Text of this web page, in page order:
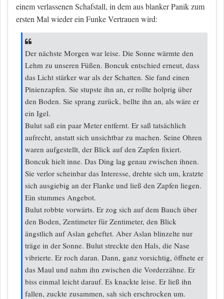
einem verlassenen Schafstall, in dem aus blanker Panik zum
ersten Mal wieder ein Funke Vertrauen wird:
Der nächste Morgen war leise. Die Sonne wärmte den
Lehm zu unseren Füßen. Boncuk entschied erneut, dass
das Licht stärker war als der Schatten. Sie fand einen
Pinienzapfen. Sie stupste ihn an, er rollte holprig über
den Boden. Sie sprang zurück, bellte ihn an, als wäre er
ein Igel.
Bulut saß ein paar Meter entfernt. Er saß tatsächlich
aufrecht, anstatt sich unsichtbar zu machen. Seine Ohren
waren aufgestellt, der Blick auf den Zapfen fixiert.
Boncuk hielt inne. Das Ding lag genau zwischen ihnen.
Sie verlor scheinbar das Interesse, drehte sich um, kratzte
sich ausgiebig an der Flanke und ließ den Zapfen liegen.
Ein stummes Angebot.
Bulut robbte vorwärts. Er zog sich auf dem Bauch über
den Boden, Zentimeter für Zentimeter, den Blick
ängstlich auf Aslan geheftet. Aber Aslan blinzelte nur
träge in der Sonne. Bulut streckte den Hals, die Nase
vibrierte. Er roch daran. Dann, ganz vorsichtig, öffnete er
das Maul und nahm ihn zwischen die Vorderzähne. Er
biss einmal leicht darauf. Es knackte leise. Er ließ ihn
fallen, zuckte zusammen, sah sich erschrocken um.